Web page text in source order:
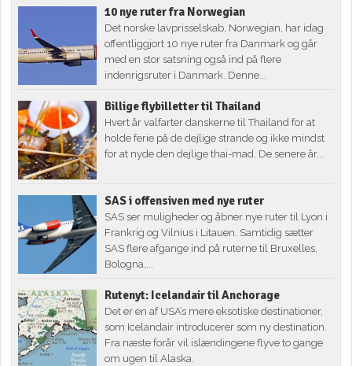
10 nye ruter fra Norwegian
Det norske lavprisselskab, Norwegian, har idag
offentliggjort 10 nye ruter fra Danmark og går
med en stor satsning også ind på flere
indenrigsruter i Danmark. Denne...
Billige flybilletter til Thailand
Hvert år valfarter danskerne til Thailand for at
holde ferie på de dejlige strande og ikke mindst
for at nyde den dejlige thai-mad. De senere år...
SAS i offensiven med nye ruter
SAS ser muligheder og åbner nye ruter til Lyon i
Frankrig og Vilnius i Litauen. Samtidig sætter
SAS flere afgange ind på ruterne til Bruxelles,
Bologna,...
Rutenyt: Icelandair til Anchorage
Det er en af USA’s mere eksotiske destinationer,
som Icelandair introducerer som ny destination.
Fra næste forår vil islændingene flyve to gange
om ugen til Alaska.